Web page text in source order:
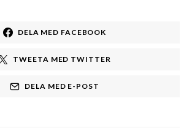
DELA MED FACEBOOK
TWEETA MED TWITTER
DELA MED E-POST